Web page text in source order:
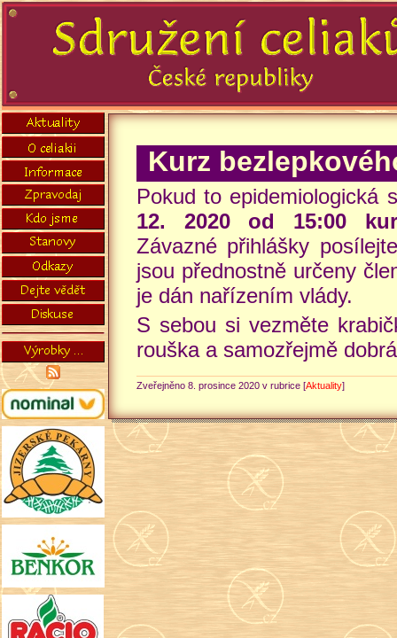
Kurz
Pokud to
12. 2020 od 15:00
Závazné přihlášky
jsou přednostně určeny
je dán nařízením vlády.
S sebou si vezměte
rouška a samozřejmě
Zveřejněno 8. prosince 2020 v rubrice [Aktuality]